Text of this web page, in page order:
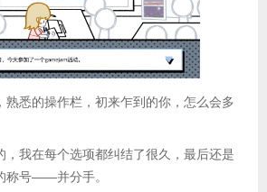
熟悉的操作栏，初来乍到的你，怎么会多
，我在每个选项都纠结了很久，最后还是
称号——并分手。